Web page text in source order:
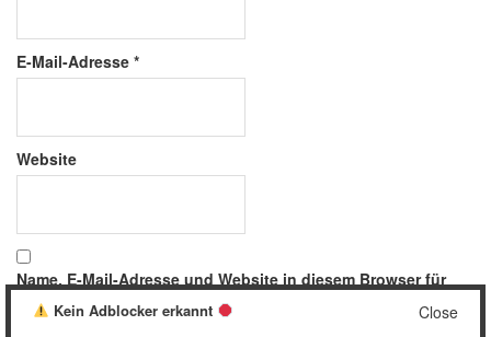
E-Mail-Adresse *
Website
Name, E-Mail-Adresse und Website in diesem Browser für
meinen nächsten Kommentar speichern.
Close
Kein Adblocker erkannt